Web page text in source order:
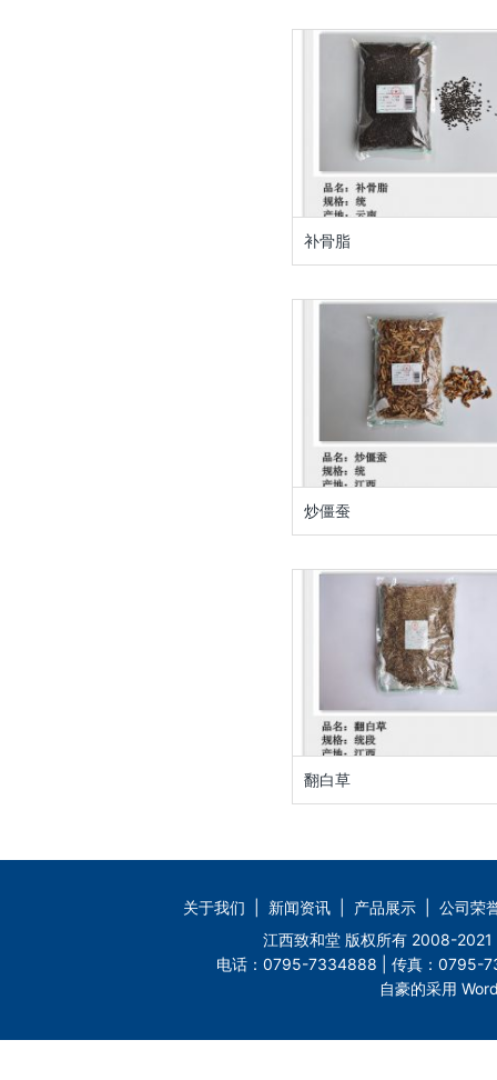
补骨脂
炒僵蚕
翻白草
关于我们 新闻资讯 产品展示
公司荣
江西致和堂 版权所有 2008-
电话：0795-7334888 | 传真：0795-
自豪的采用